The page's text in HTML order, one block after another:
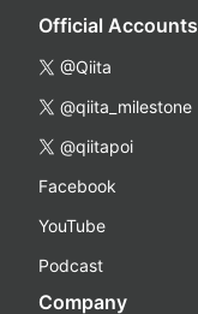
Official Accounts
@Qiita
@qiita_milestone
@qiitapoi
Facebook
YouTube
Podcast
Company